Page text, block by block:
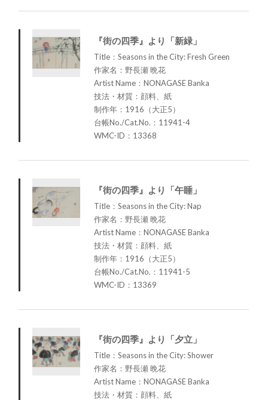
『街の四季』より「新緑」
Title：Seasons in the City: Fresh Green
作家名：野長瀬 晩花
Artist Name：NONAGASE Banka
技法・材質：顔料、紙
制作年：1916（大正5）
台帳No./Cat.No.：11941-4
WMC-ID：13368
『街の四季』より「午睡」
Title：Seasons in the City: Nap
作家名：野長瀬 晩花
Artist Name：NONAGASE Banka
技法・材質：顔料、紙
制作年：1916（大正5）
台帳No./Cat.No.：11941-5
WMC-ID：13369
『街の四季』より「夕立」
Title：Seasons in the City: Shower
作家名：野長瀬 晩花
Artist Name：NONAGASE Banka
技法・材質：顔料、紙